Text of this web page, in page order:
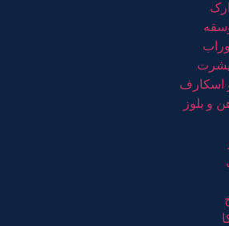
اسکارف
و بلوز